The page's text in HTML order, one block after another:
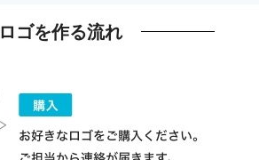
ロゴを作る流れ